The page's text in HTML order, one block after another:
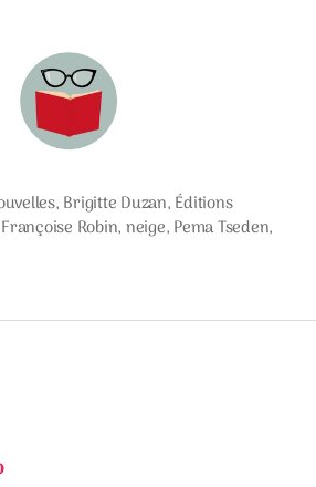
, Brigitte Duzan, Éditions
Françoise Robin, neige, Pema Tseden,